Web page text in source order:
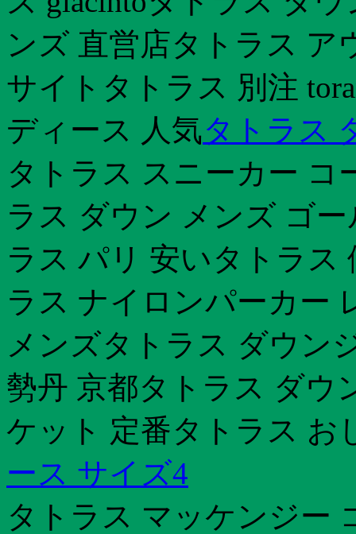
ンズ 直営店タトラス ア
サイトタトラス 別注
ディース 人気タトラス
タトラス スニーカー コ
ラス ダウン メンズ ゴ
ラス パリ 安いタトラス
ラス ナイロンパーカー
メンズタトラス ダウン
勢丹 京都タトラス ダウ
ケット 定番タトラス お
ース サイズ4
タトラス マッケンジー